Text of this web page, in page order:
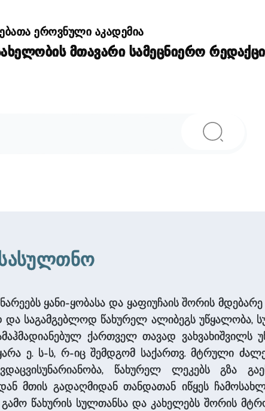
ეროვნული აკადემია
მთავარი სამეცნიერო
ყანი-ყობასა და ყაფიუჩაის შორის
და საგამგებლოდ წახურელ ალიბეგს უწყალობა,
ქართველ თავად ვახვახიშვილს
ე. ს-ს, რ-იც შემდგომ საქართვ. მტრული
წახურელ ლეკებს გზა
მთის გადაღმიდან თანდათან იწყეს
წახურის სულთანსა და კახელებს შორის